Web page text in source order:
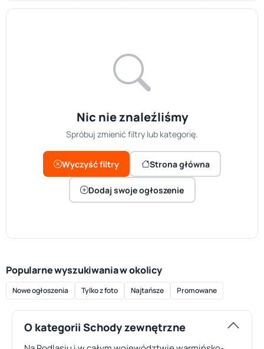
Nic nie znaleźliśmy
Spróbuj zmienić filtry lub kategorię.
Wyczyść filtry Strona główna
Dodaj swoje ogłoszenie
Popularne wyszukiwania w okolicy
Nowe ogłoszenia Tylko z foto Najtańsze Promowane
O kategorii Schody zewnętrzne